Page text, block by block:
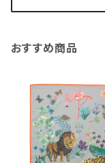
おすすめ商品